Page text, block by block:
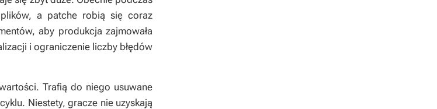
a patche robią się coraz
aby produkcja zajmowała
i ograniczenie liczby błędów
Trafią do niego usuwane
Niestety, gracze nie uzyskają